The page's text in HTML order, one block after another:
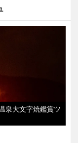
泉大文字焼鑑賞ツ